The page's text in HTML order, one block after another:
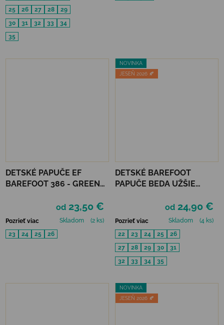
25
26 27 28
29
30
31 32 33
34
35
DETSKÉ PAPUČE EF
BAREFOOT 386 - GREEN
od 23,50 €
Pozrieť viac Skladom
(2 ks)
23
24 25 26
NOVINKA
JESEŇ 2026 🍂
DETSKÉ BAREFOOT
PAPUČE BEDA UŽŠIE
od 24,90 €
Pozrieť viac Skladom
(4 ks)
22
23 24 25
26
27
28 29 30
31
32
33 34 35
NOVINKA
JESEŇ 2026 🍂